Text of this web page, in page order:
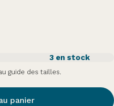
3 en stock
guide des tailles.
panier